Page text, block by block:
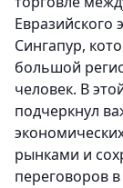
Евразийского
Сингапур,
большой
человек. В
подчеркнул
рынками и
переговоров